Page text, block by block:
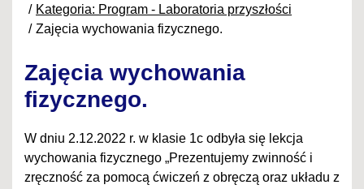
Kategoria: Program - Laboratoria przyszłości
Zajęcia wychowania fizycznego.
Zajęcia wychowania
fizycznego.
W dniu 2.12.2022 r. w klasie 1c odbyła się lekcja
wychowania fizycznego „Prezentujemy zwinność i
zręczność za pomocą ćwiczeń z obręczą oraz układu z